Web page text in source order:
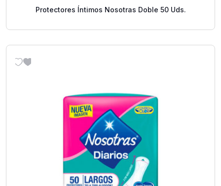
Protectores Íntimos Nosotras Doble 50 Uds.